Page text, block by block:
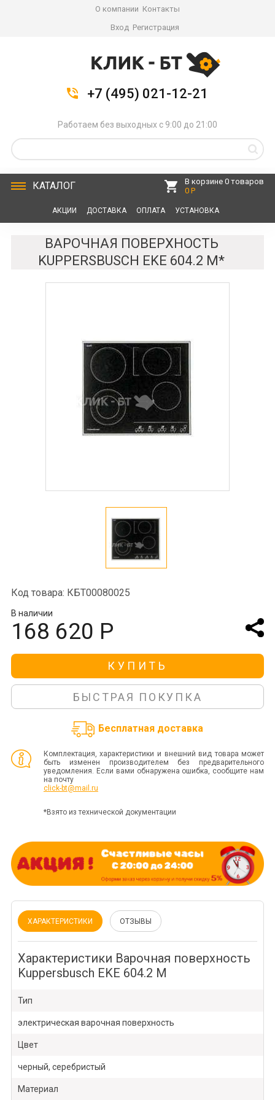
О компании Контакты
Вход Регистрация
+7 (495) 021-12-21
Работаем без выходных с 9:00 до 21:00
КАТАЛОГ
В корзине 0 товаров
0 Р
АКЦИИ ДОСТАВКА ОПЛАТА УСТАНОВКА
ВАРОЧНАЯ ПОВЕРХНОСТЬ
KUPPERSBUSCH EKE 604.2 M*
Код товара: КБТ00080025
В наличии
168 620 Р
КУПИТЬ
БЫСТРАЯ ПОКУПКА
Бесплатная доставка
Комплектация, характеристики и внешний вид товара может
быть изменен производителем без предварительного
уведомления. Если вами обнаружена ошибка, сообщите нам
на почту
click-bt@mail.ru
*Взято из технической документации
ХАРАКТЕРИСТИКИ ОТЗЫВЫ
Характеристики Варочная поверхность
Kuppersbusch EKE 604.2 M
Тип
электрическая варочная поверхность
Цвет
черный, серебристый
Материал